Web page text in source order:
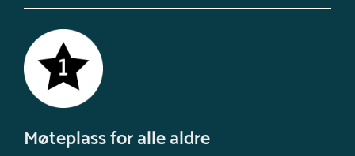
Møteplass for alle aldre